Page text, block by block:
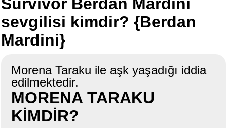
sevgilisi kimdir? {Berdan
Mardini}
Morena Taraku ile aşk yaşadığı iddia
edilmektedir.
MORENA TARAKU
KİMDİR?